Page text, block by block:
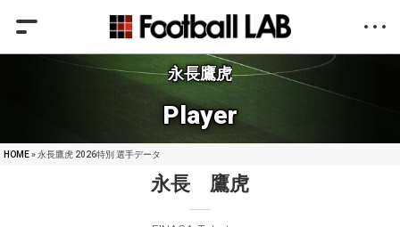
永長鷹虎
Player
HOME» 永長鷹虎 2026特別 選手データ
永長 鷹虎